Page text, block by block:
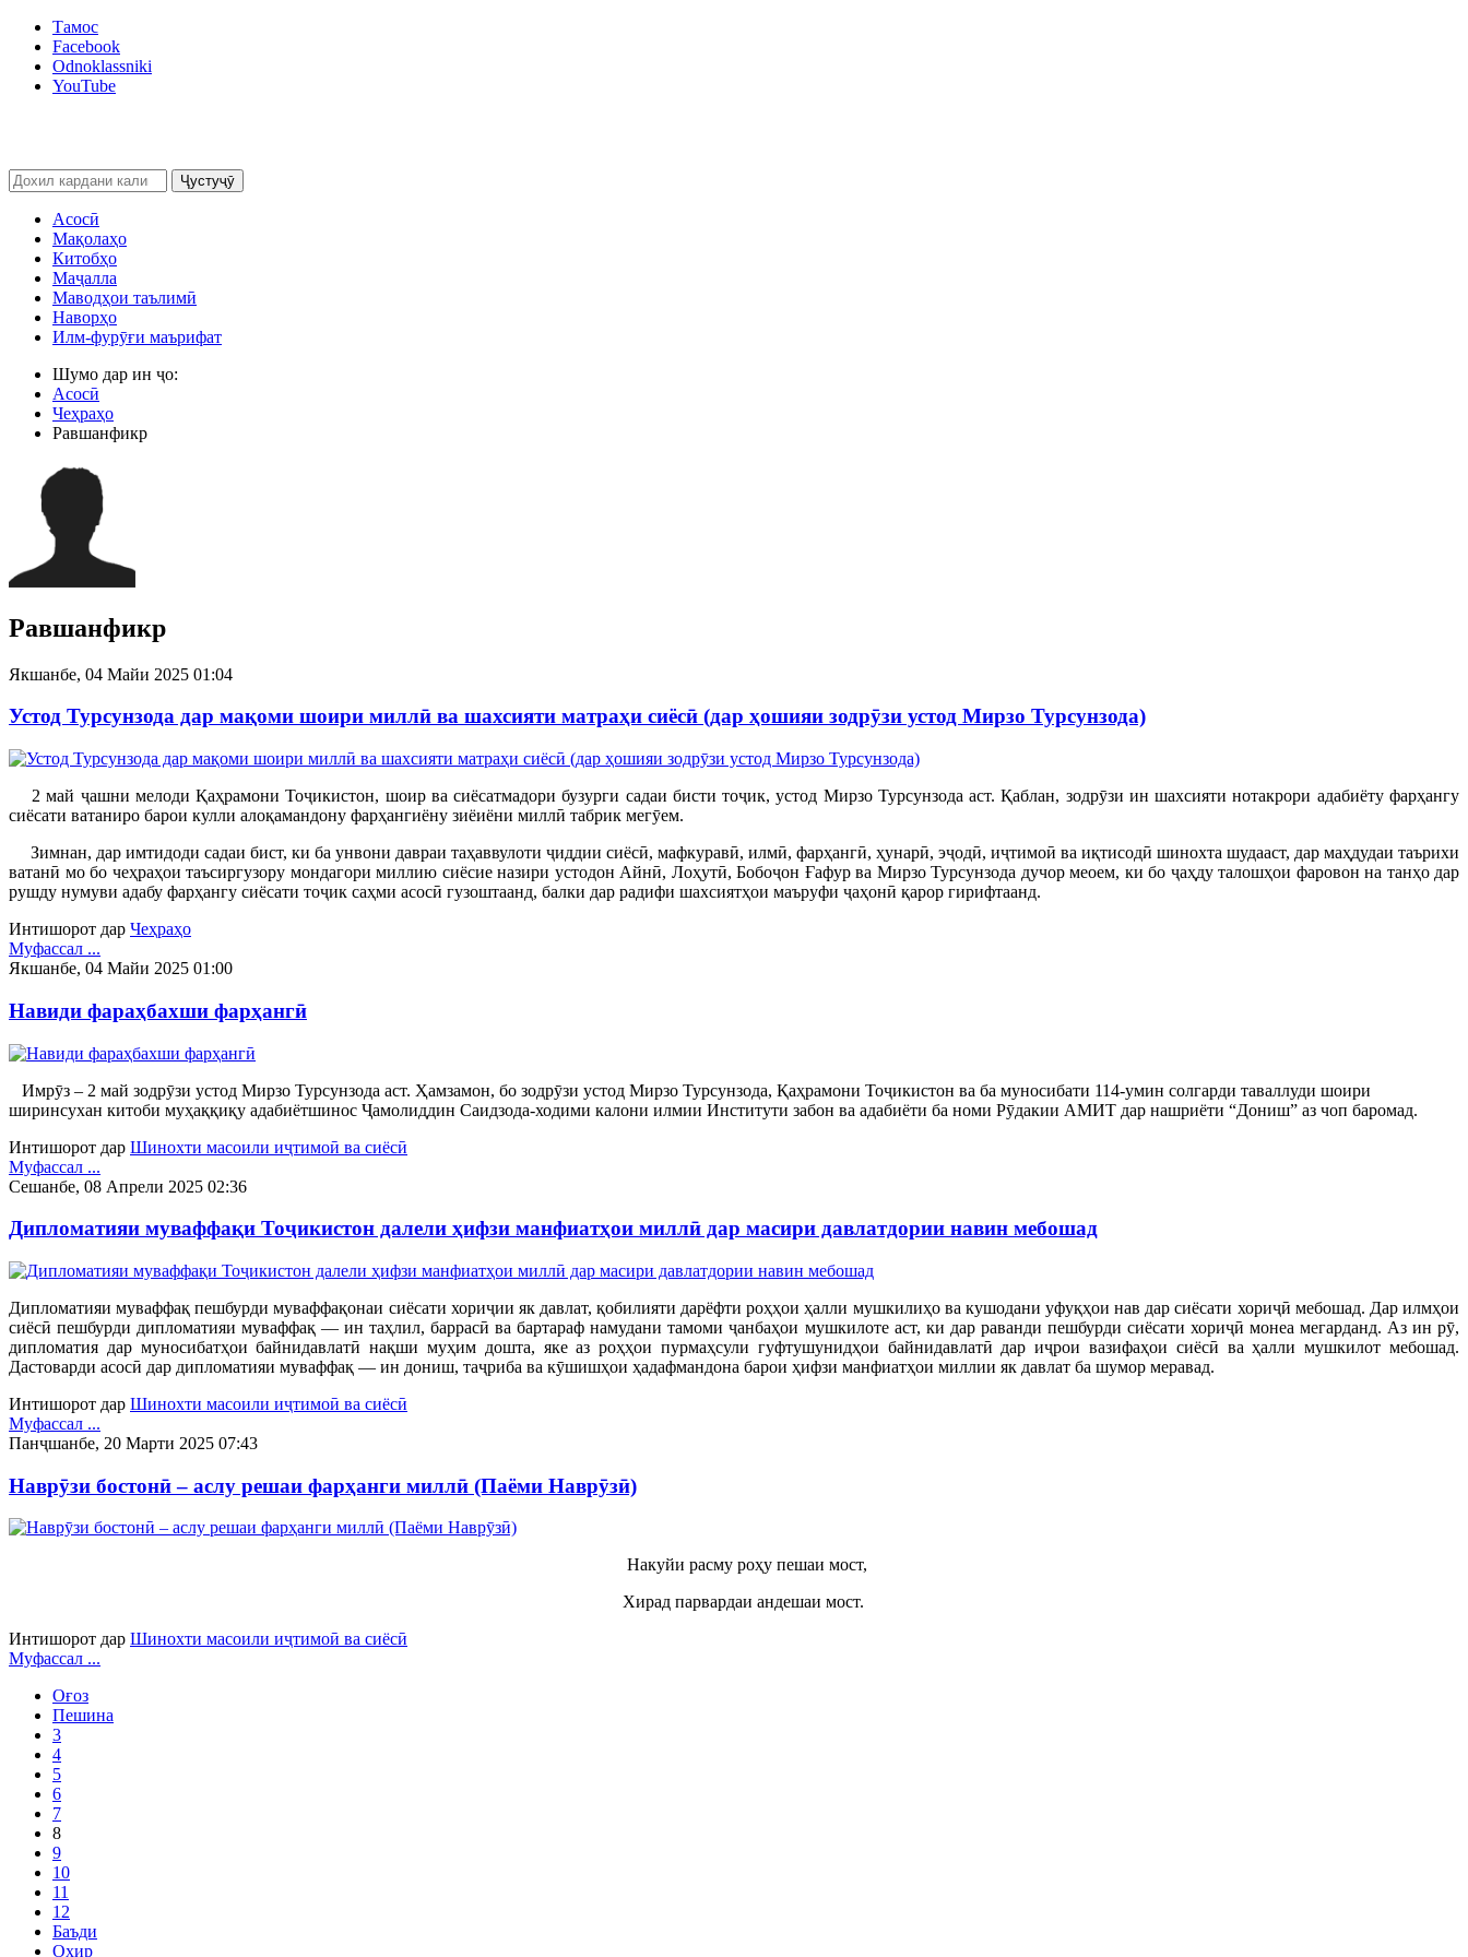
Тамос
Facebook
Odnoklassniki
YouTube
Ҷустуҷӯ
Асосӣ
Мақолаҳо
Китобҳо
Маҷалла
Маводҳои таълимӣ
Наворҳо
Илм-фурӯғи маърифат
Шумо дар ин ҷо:
Асосӣ
Чеҳраҳо
Равшанфикр
Равшанфикр
Якшанбе, 04 Майи 2025 01:04
Устод Турсунзода дар мақоми шоири миллӣ ва шахсияти матраҳи сиёсӣ (дар ҳошияи зодрӯзи устод Мирзо Турсунзода)
2 май ҷашни мелоди Қаҳрамони Тоҷикистон, шоир ва сиёсатмадори бузурги садаи бисти тоҷик, устод Мирзо Турсунзода аст. Қаблан, зодрӯзи ин шахсияти нотакрори адабиёту фарҳангу
сиёсати ватаниро барои кулли алоқамандону фарҳангиёну зиёиёни миллӣ табрик мегӯем.
Зимнан, дар имтидоди садаи бист, ки ба унвони давраи таҳаввулоти ҷиддии сиёсӣ, мафкуравӣ, илмӣ, фарҳангӣ, ҳунарӣ, эҷодӣ, иҷтимоӣ ва иқтисодӣ шинохта шудааст, дар маҳдудаи таърихи
ватанӣ мо бо чеҳраҳои таъсиргузору мондагори миллию сиёсие назири устодон Айнӣ, Лоҳутӣ, Бобоҷон Ғафур ва Мирзо Турсунзода дучор меоем, ки бо ҷаҳду талошҳои фаровон на танҳо дар
рушду нумуви адабу фарҳангу сиёсати тоҷик саҳми асосӣ гузоштаанд, балки дар радифи шахсиятҳои маъруфи ҷаҳонӣ қарор гирифтаанд.
Интишорот дар Чеҳраҳо
Муфассал ...
Якшанбе, 04 Майи 2025 01:00
Навиди фараҳбахши фарҳангӣ
Имрӯз – 2 май зодрӯзи устод Мирзо Турсунзода аст. Ҳамзамон, бо зодрӯзи устод Мирзо Турсунзода, Қаҳрамони Тоҷикистон ва ба муносибати 114-умин солгарди таваллуди шоири
ширинсухан китоби муҳаққиқу адабиётшинос Ҷамолиддин Саидзода-ходими калони илмии Институти забон ва адабиёти ба номи Рӯдакии АМИТ дар нашриёти “Дониш” аз чоп баромад.
Интишорот дар Шинохти масоили иҷтимоӣ ва сиёсӣ
Муфассал ...
Сешанбе, 08 Апрели 2025 02:36
Дипломатияи муваффақи Тоҷикистон далели ҳифзи манфиатҳои миллӣ дар масири давлатдории навин мебошад
Дипломатияи муваффақ пешбурди муваффақонаи сиёсати хориҷии як давлат, қобилияти дарёфти роҳҳои ҳалли мушкилиҳо ва кушодани уфуқҳои нав дар сиёсати хориҷӣ мебошад. Дар илмҳои
сиёсӣ пешбурди дипломатияи муваффақ — ин таҳлил, баррасӣ ва бартараф намудани тамоми ҷанбаҳои мушкилоте аст, ки дар раванди пешбурди сиёсати хориҷӣ монеа мегарданд. Аз ин рӯ,
дипломатия дар муносибатҳои байнидавлатӣ нақши муҳим дошта, яке аз роҳҳои пурмаҳсули гуфтушунидҳои байнидавлатӣ дар иҷрои вазифаҳои сиёсӣ ва ҳалли мушкилот мебошад.
Дастоварди асосӣ дар дипломатияи муваффақ — ин дониш, таҷриба ва кӯшишҳои ҳадафмандона барои ҳифзи манфиатҳои миллии як давлат ба шумор меравад.
Интишорот дар Шинохти масоили иҷтимоӣ ва сиёсӣ
Муфассал ...
Панҷшанбе, 20 Марти 2025 07:43
Наврӯзи бостонӣ – аслу решаи фарҳанги миллӣ (Паёми Наврӯзӣ)
Накуйи расму роҳу пешаи мост,
Хирад парвардаи андешаи мост.
Интишорот дар Шинохти масоили иҷтимоӣ ва сиёсӣ
Муфассал ...
Оғоз
Пешина
3
4
5
6
7
8
9
10
11
12
Баъди
Охир